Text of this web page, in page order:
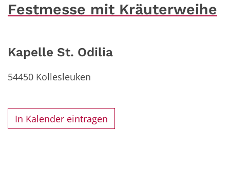
Festmesse mit Kräuterweihe
Kapelle St. Odilia
54450 Kollesleuken
In Kalender eintragen